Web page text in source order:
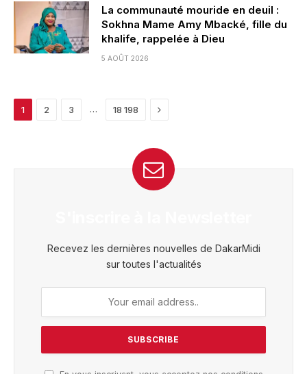
La communauté mouride en deuil :
Sokhna Mame Amy Mbacké, fille du
khalife, rappelée à Dieu
5 AOÛT 2026
1 2 3 … 18 198 Next
Recevez les dernières nouvelles de DakarMidi
sur toutes l'actualités